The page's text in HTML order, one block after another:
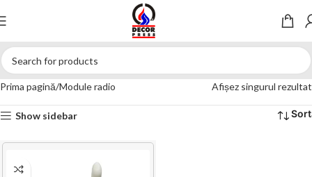
Prima pagină Module radio Afișez singurul rezultat
Show sidebar